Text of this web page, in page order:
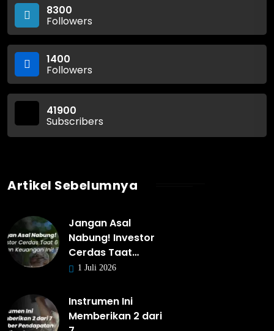
8300
Followers
1400
Followers
41900
Subscribers
Artikel Sebelumnya
Jangan Asal
Nabung! Investor
Cerdas Taat…
1 Juli 2026
Instrumen Ini
Memberikan 2 dari